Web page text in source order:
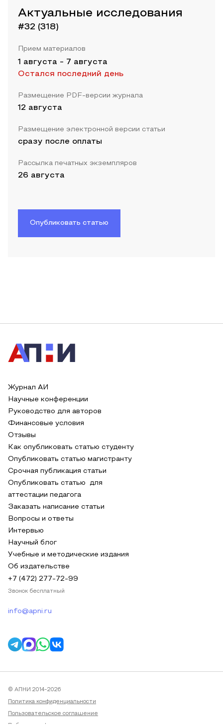
Актуальные исследования
#32 (318)
Прием материалов
1 августа - 7 августа
Остался последний день
Размещение PDF-версии журнала
12 августа
Размещение электронной версии статьи
сразу после оплаты
Рассылка печатных экземпляров
26 августа
Опубликовать статью
Журнал АИ
Научные конференции
Руководство для авторов
Финансовые условия
Отзывы
Как опубликовать статью студенту
Опубликовать статью магистранту
Срочная публикация статьи
Опубликовать статью для
аттестации педагога
Заказать написание статьи
Вопросы и ответы
Интервью
Научный блог
Учебные и методические издания
Об издательстве
+7 (472) 277-72-99
Звонок бесплатный
info@apni.ru
© АПНИ 2014-2026
Политика конфиденциальности
Пользовательское соглашение